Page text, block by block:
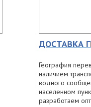
ДОСТАВКА
География
наличием
водного
населенном
разработаем